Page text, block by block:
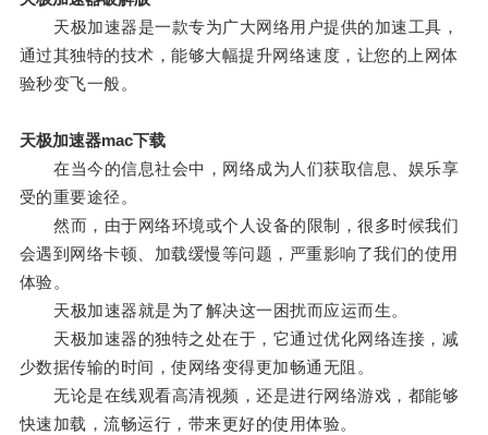
天极加速器是一款专为广大网络用户提供的加速工具，
通过其独特的技术，能够大幅提升网络速度，让您的上网体
验秒变飞一般。
天极加速器mac下载
在当今的信息社会中，网络成为人们获取信息、娱乐享
受的重要途径。
然而，由于网络环境或个人设备的限制，很多时候我们
会遇到网络卡顿、加载缓慢等问题，严重影响了我们的使用
体验。
天极加速器就是为了解决这一困扰而应运而生。
天极加速器的独特之处在于，它通过优化网络连接，减
少数据传输的时间，使网络变得更加畅通无阻。
无论是在线观看高清视频，还是进行网络游戏，都能够
快速加载，流畅运行，带来更好的使用体验。